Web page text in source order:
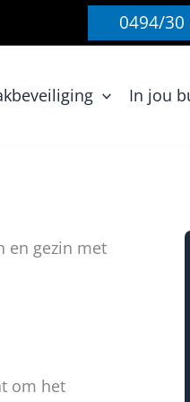
0494/30
In jou
en gezin met
om het